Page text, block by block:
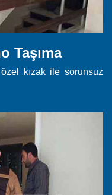
Taşıma
kızak ile sorunsuz